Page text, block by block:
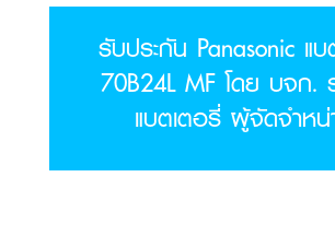
รับประกัน Panasonic แ
70B24L MF โดย บจก.
แบตเตอรี่ ผู้จัดจำห